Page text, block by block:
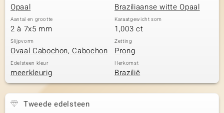
Opaal Braziliaanse witte Opaal
Aantal en grootte
2 à 7x5 mm
Karaatgewicht som
1,003 ct
Slijpvorm
Ovaal Cabochon, Cabochon
Zetting
Prong
Edelsteen kleur
meerkleurig
Herkomst
Brazilië
Tweede edelsteen